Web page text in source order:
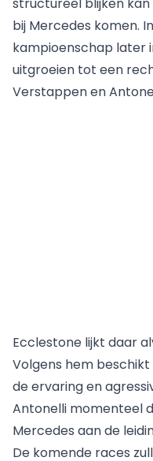
structureel blijken
bij Mercedes komen.
kampioenschap later
uitgroeien tot een
Verstappen en
Ecclestone lijkt daar
Volgens hem
de ervaring en
Antonelli momenteel
Mercedes aan de
De komende races